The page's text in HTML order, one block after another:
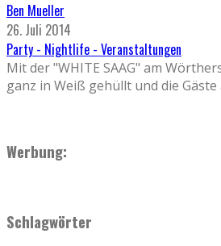
Ben Mueller
26. Juli 2014
Party - Nightlife - Veranstaltungen
Mit der "WHITE SAAG" am
ganz in Weiß gehüllt und die Gäste
Werbung:
Schlagwörter